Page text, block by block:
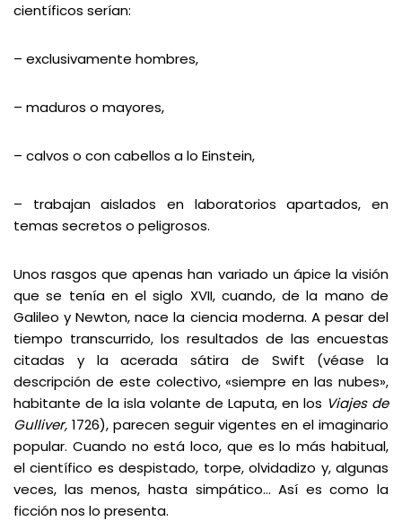
científicos serían:
– exclusivamente hombres,
– maduros o mayores,
– calvos o con cabellos a lo Einstein,
– trabajan aislados en laboratorios apartados, en
temas secretos o peligrosos.
Unos rasgos que apenas han variado un ápice la visión
que se tenía en el siglo XVII, cuando, de la mano de
Galileo y Newton, nace la ciencia moderna. A pesar del
tiempo transcurrido, los resultados de las encuestas
citadas y la acerada sátira de Swift (véase la
descripción de este colectivo, «siempre en las nubes»,
habitante de la isla volante de Laputa, en los Viajes de
Gulliver, 1726), parecen seguir vigentes en el imaginario
popular. Cuando no está loco, que es lo más habitual,
el científico es despistado, torpe, olvidadizo y, algunas
veces, las menos, hasta simpático… Así es como la
ficción nos lo presenta.